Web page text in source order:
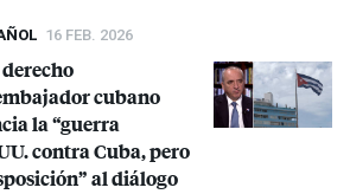
16 FEB. 2026
cubano
la “guerra
contra Cuba, pero
al diálogo